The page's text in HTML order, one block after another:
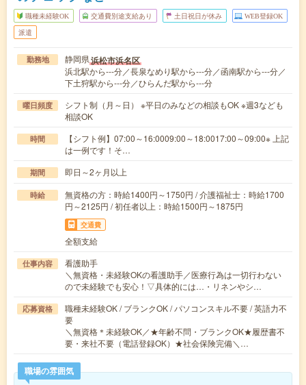
職種未経験OK 交通費別途支給あり 土日祝日が休み WEB登録OK
派遣
勤務地 静岡県浜松市浜名区
浜北駅から---分／長泉なめり駅から---分／函南駅から---分／
下土狩駅から---分／ひらんだ駅から---分
曜日頻度
シフト制（月～日） ※平日のみなどの相談もOK ※週3なども
相談OK
時間
【シフト例】07:00～16:0009:00～18:0017:00～09:00※ 上記
は一例です！そ…
期間 即日～2ヶ月以上
時給
無資格の方：時給1400円～1750円 / 介護福祉士：時給1700
円～2125円 / 初任者以上：時給1500円～1875円
交通費
全額支給
仕事内容
看護助手
＼無資格・未経験OKの看護助手／医療行為は一切行わない
ので未経験でも安心！▽具体的には…・リネンやシ…
応募資格
職種未経験OK / ブランクOK / パソコンスキル不要 / 英語力不
要
＼無資格＊未経験OK／★年齢不問・ブランクOK★履歴書不
要・来社不要（電話登録OK）★社会保険完備＼…
職場の雰囲気